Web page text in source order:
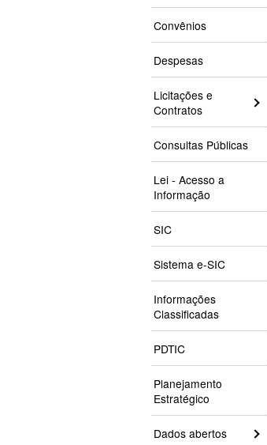
Convênios
Despesas
Licitações e
Contratos
Consultas Públicas
Lei - Acesso a
Informação
SIC
Sistema e-SIC
Informações
Classificadas
PDTIC
Planejamento
Estratégico
Dados abertos